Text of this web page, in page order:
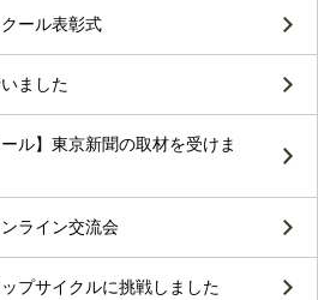
ール表彰式
ました
ル】東京新聞の取材を受けま
ライン交流会
プサイクルに挑戦しました